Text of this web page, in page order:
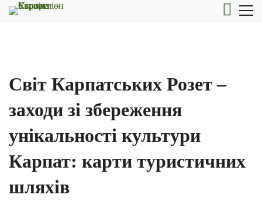
Світ Карпатських Розет –
заходи зі збереження
унікальності культури
Карпат: карти туристичних
шляхів